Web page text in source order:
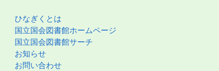
ひなぎくとは
国立国会図書館ホームページ
国立国会図書館サーチ
お知らせ
お問い合わせ